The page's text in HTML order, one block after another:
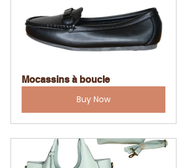
Mocassins à boucle
Buy Now